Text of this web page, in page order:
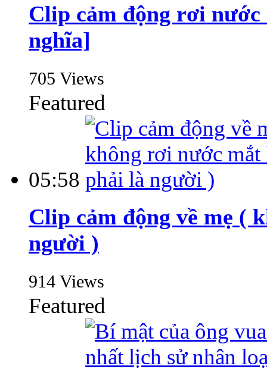
Clip cảm động rơi
nghĩa]
705 Views
Featured
05:58
Clip cảm động về mẹ (
người )
914 Views
Featured